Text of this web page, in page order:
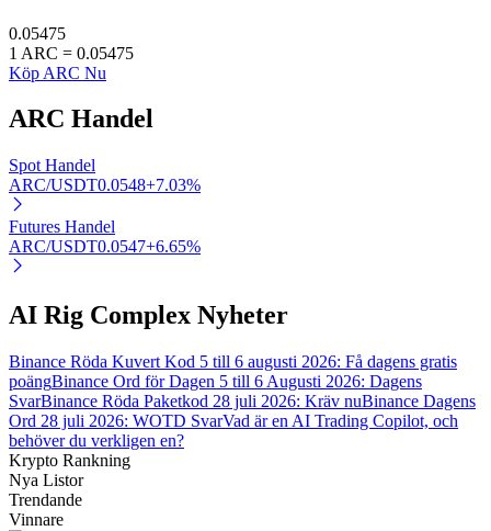
Auto Invest
Lär dig Staking
Lär dig mer om att tjäna passiv inkomst
Bitrue
AI
0.05475
1 ARC = 0.05475
Köp ARC Nu
ARC Handel
Spot Handel
ARC/USDT0.0548+7.03%
Futures Handel
ARC/USDT0.0547+6.65%
AI Rig Complex Nyheter
Binance Röda Kuvert Kod 5 till 6 augusti 2026: Få dagens gratis
poängBinance Ord för Dagen 5 till 6 Augusti 2026: Dagens
SvarBinance Röda Paketkod 28 juli 2026: Kräv nuBinance Dagens
Ord 28 juli 2026: WOTD SvarVad är en AI Trading Copilot, och
behöver du verkligen en?
Krypto Rankning
Nya Listor
Trendande
Vinnare